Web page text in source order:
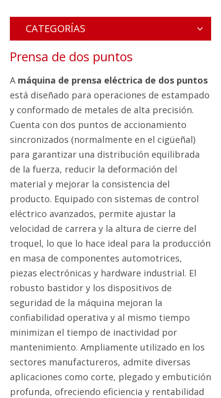
CATEGORÍAS
Prensa de dos puntos
A máquina de prensa eléctrica de dos puntos
está diseñado para operaciones de estampado
y conformado de metales de alta precisión.
Cuenta con dos puntos de accionamiento
sincronizados (normalmente en el cigüeñal)
para garantizar una distribución equilibrada
de la fuerza, reducir la deformación del
material y mejorar la consistencia del
producto. Equipado con sistemas de control
eléctrico avanzados, permite ajustar la
velocidad de carrera y la altura de cierre del
troquel, lo que lo hace ideal para la producción
en masa de componentes automotrices,
piezas electrónicas y hardware industrial. El
robusto bastidor y los dispositivos de
seguridad de la máquina mejoran la
confiabilidad operativa y al mismo tiempo
minimizan el tiempo de inactividad por
mantenimiento. Ampliamente utilizado en los
sectores manufactureros, admite diversas
aplicaciones como corte, plegado y embutición
profunda, ofreciendo eficiencia y rentabilidad